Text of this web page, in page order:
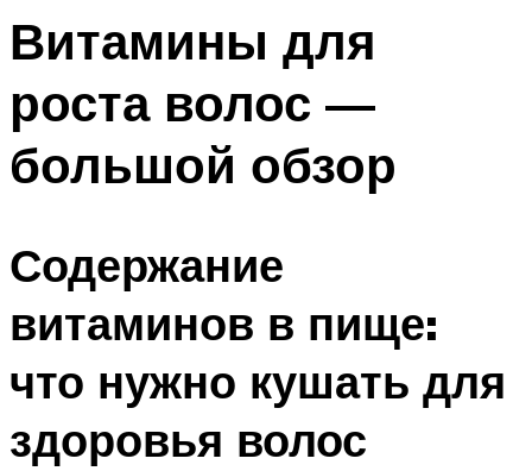
Витамины для
роста волос —
большой обзор
Содержание
витаминов в пище:
что нужно кушать для
здоровья волос